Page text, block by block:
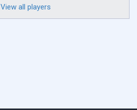
View all players